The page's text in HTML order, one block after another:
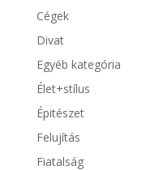
Cégek
Divat
Egyéb kategória
Élet+stílus
Épitészet
Felujítás
Fiatalság